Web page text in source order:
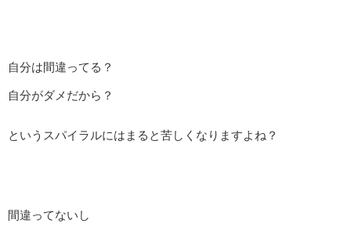
自分は間違ってる？
自分がダメだから？
というスパイラルにはまると苦しくなりますよね？
間違ってないし